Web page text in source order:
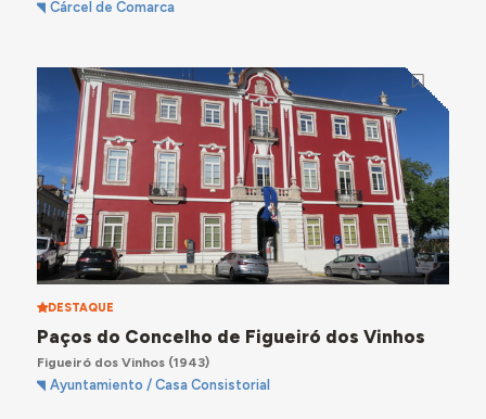
Cárcel de Comarca
DESTAQUE
Paços do Concelho de Figueiró dos Vinhos
Figueiró dos Vinhos(1943)
Ayuntamiento / Casa Consistorial